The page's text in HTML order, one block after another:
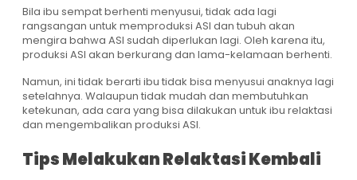
Bila ibu sempat berhenti menyusui, tidak ada lagi
rangsangan untuk memproduksi ASI dan tubuh akan
mengira bahwa ASI sudah diperlukan lagi. Oleh karena itu,
produksi ASI akan berkurang dan lama-kelamaan berhenti.
Namun, ini tidak berarti ibu tidak bisa menyusui anaknya lagi
setelahnya. Walaupun tidak mudah dan membutuhkan
ketekunan, ada cara yang bisa dilakukan untuk ibu relaktasi
dan mengembalikan produksi ASI.
Tips Melakukan Relaktasi Kembali